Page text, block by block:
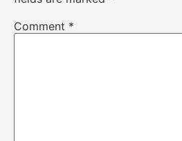
Comment *